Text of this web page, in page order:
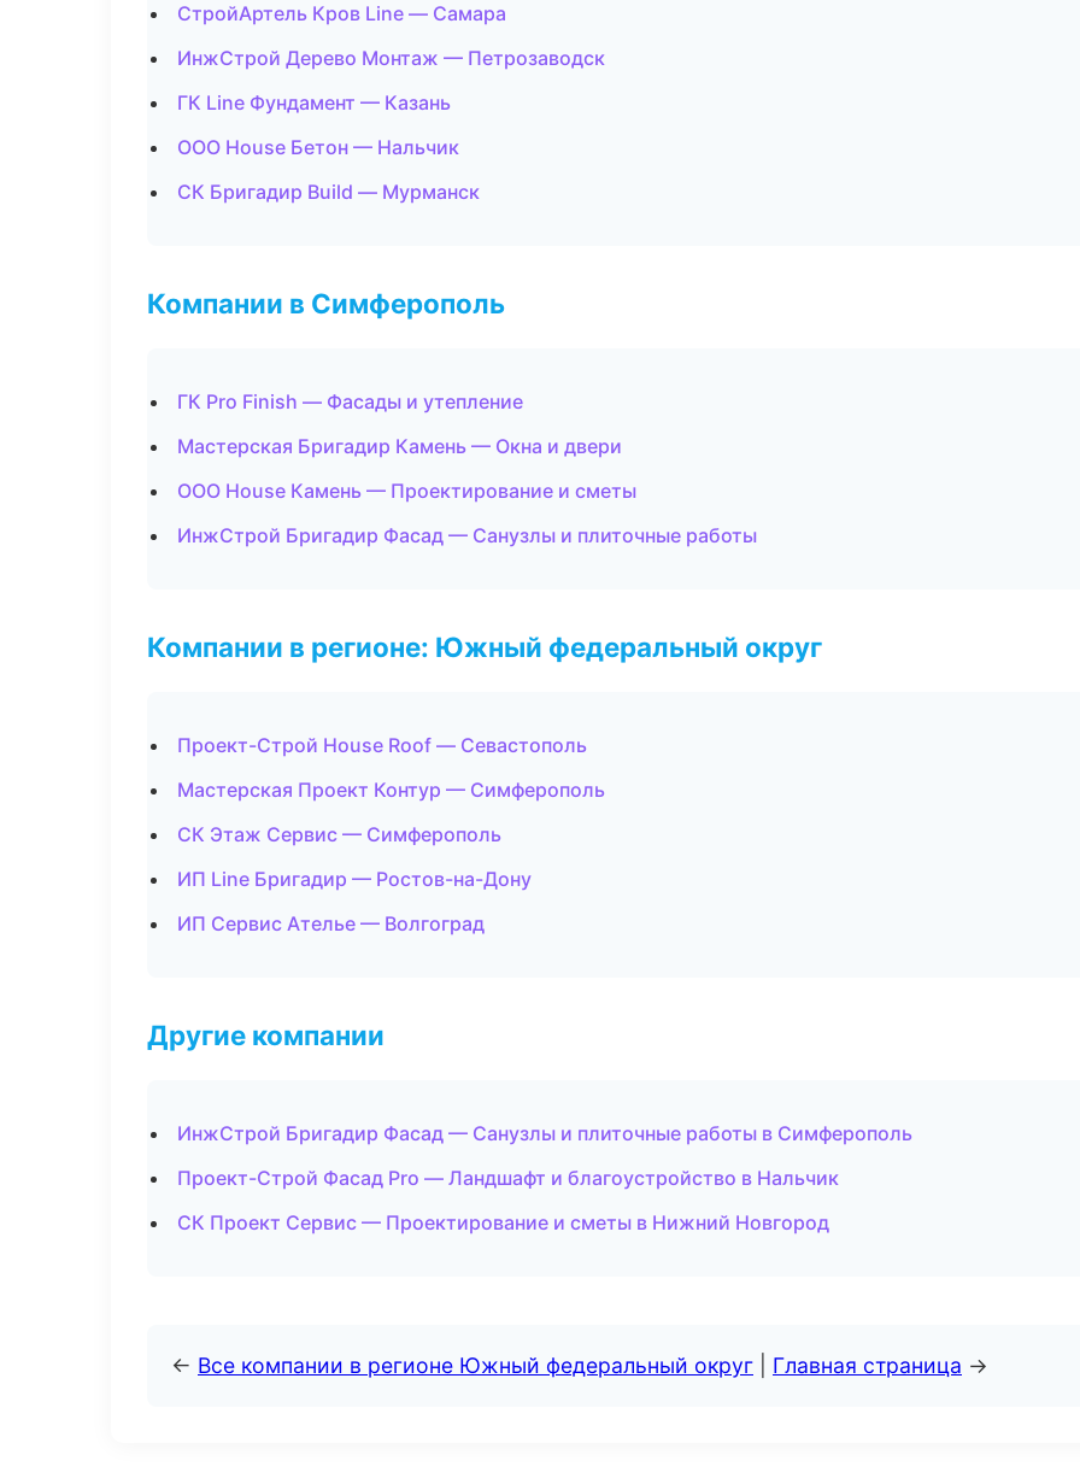
СтройАртель Кров Line — Самара
ИнжСтрой Дерево Монтаж — Петрозаводск
ГК Line Фундамент — Казань
ООО House Бетон — Нальчик
СК Бригадир Build — Мурманск
Компании в Симферополь
ГК Pro Finish — Фасады и утепление
Мастерская Бригадир Камень — Окна и двери
ООО House Камень — Проектирование и сметы
ИнжСтрой Бригадир Фасад — Санузлы и плиточные работы
Компании в регионе: Южный федеральный округ
Проект-Строй House Roof — Севастополь
Мастерская Проект Контур — Симферополь
СК Этаж Сервис — Симферополь
ИП Line Бригадир — Ростов-на-Дону
ИП Сервис Ателье — Волгоград
Другие компании
ИнжСтрой Бригадир Фасад — Санузлы и плиточные работы в Симферополь
Проект-Строй Фасад Pro — Ландшафт и благоустройство в Нальчик
СК Проект Сервис — Проектирование и сметы в Нижний Новгород
← Все компании в регионе Южный федеральный округ Главная страница →